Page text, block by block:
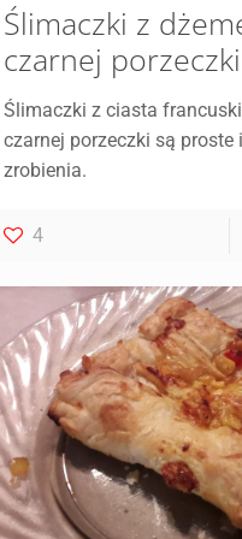
Ślimaczki z
czarnej porzeczki
Ślimaczki z ciasta
czarnej porzeczki są proste
zrobienia.
4